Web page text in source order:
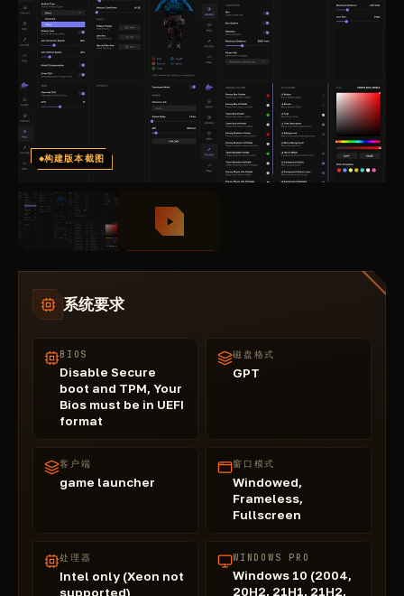
构建版本截图
系统要求
BIOS
Disable Secure
boot and TPM, Your
Bios must be in UEFI
format
磁盘格式
GPT
客户端
game launcher
窗口模式
Windowed,
Frameless,
Fullscreen
处理器
Intel only (Xeon not
supported)
WINDOWS PRO
Windows 10 (2004,
20H2, 21H1, 21H2,